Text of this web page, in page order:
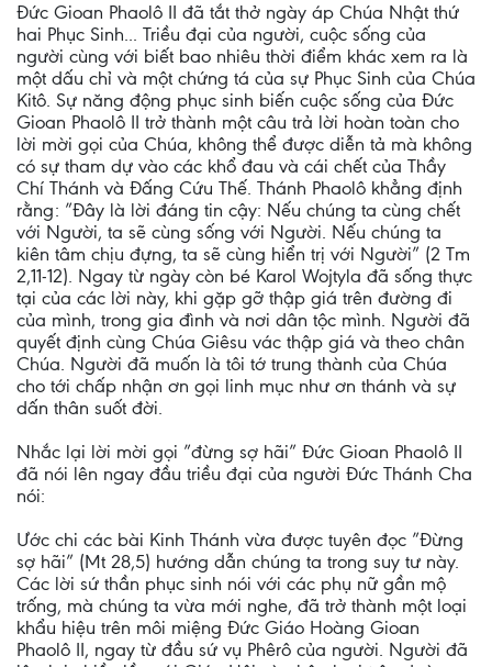
Đức Gioan Phaolô II đã tắt thở ngày áp Chúa Nhật thứ
hai Phục Sinh... Triều đại của người, cuộc sống của
người cùng với biết bao nhiêu thời điểm khác xem ra là
một dấu chỉ và một chứng tá của sự Phục Sinh của Chúa
Kitô. Sự năng động phục sinh biến cuộc sống của Đức
Gioan Phaolô II trở thành một câu trả lời hoàn toàn cho
lời mời gọi của Chúa, không thể được diễn tả mà không
có sự tham dự vào các khổ đau và cái chết của Thầy
Chí Thánh và Đấng Cứu Thế. Thánh Phaolô khẳng định
rằng: ”Đây là lời đáng tin cậy: Nếu chúng ta cùng chết
với Người, ta sẽ cùng sống với Người. Nếu chúng ta
kiên tâm chịu đựng, ta sẽ cùng hiển trị với Người” (2 Tm
2,11-12). Ngay từ ngày còn bé Karol Wojtyla đã sống thực
tại của các lời này, khi gặp gỡ thập giá trên đường đi
của mình, trong gia đình và nơi dân tộc mình. Người đã
quyết định cùng Chúa Giêsu vác thập giá và theo chân
Chúa. Người đã muốn là tôi tớ trung thành của Chúa
cho tới chấp nhận ơn gọi linh mục như ơn thánh và sự
dấn thân suốt đời.
Nhắc lại lời mời gọi ”đừng sợ hãi” Đức Gioan Phaolô II
đã nói lên ngay đầu triều đại của người Đức Thánh Cha
nói:
Ước chi các bài Kinh Thánh vừa được tuyên đọc ”Đừng
sợ hãi” (Mt 28,5) hướng dẫn chúng ta trong suy tư này.
Các lời sứ thần phục sinh nói với các phụ nữ gần mộ
trống, mà chúng ta vừa mới nghe, đã trở thành một loại
khẩu hiệu trên môi miệng Đức Giáo Hoàng Gioan
Phaolô II, ngay từ đầu sứ vụ Phêrô của người. Người đã